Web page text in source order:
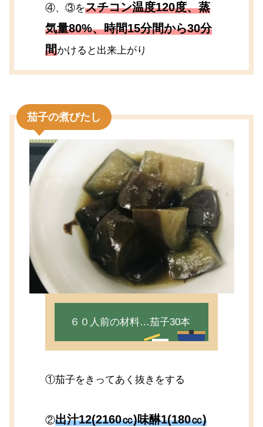
④、③をスチコン温度120度、蒸
気量80%、時間15分間から30分
間かけると出来上がり
茄子の煮びたし
６０人前の材料…茄子30本
①茄子をきってあく抜きをする
②出汁12(2160㏄)味醂1(180㏄)